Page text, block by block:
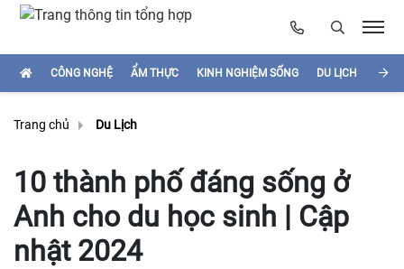
CÔNG NGHỆ ẨM THỰC KINH NGHIỆM SỐNG DU LỊCH
Trang chủ Du Lịch
10 thành phố đáng sống ở
Anh cho du học sinh | Cập
nhật 2024